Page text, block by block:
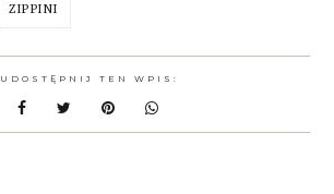
ZIPPINI
UDOSTĘPNIJ TEN WPIS: